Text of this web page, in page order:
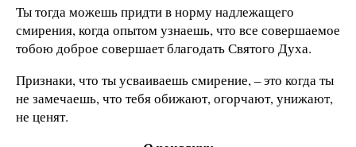
Ты тогда можешь придти в норму надлежащего
смирения, когда опытом узнаешь, что все совершаемое
тобою доброе совершает благодать Святого Духа.
Признаки, что ты усваиваешь смирение, – это когда ты
не замечаешь, что тебя обижают, огорчают, унижают,
не ценят.